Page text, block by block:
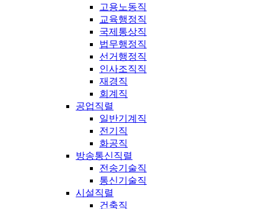
고용노동직
교육행정직
국제통상직
법무행정직
선거행정직
인사조직직
재경직
회계직
공업직렬
일반기계직
전기직
화공직
방송통신직렬
전송기술직
통신기술직
시설직렬
건축직